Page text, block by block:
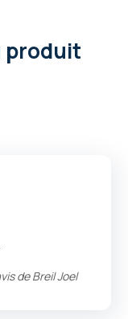
produit
deBreil Joel